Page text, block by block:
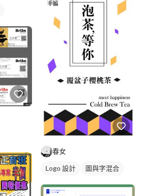
春女
Logo 設計 圖與字混合